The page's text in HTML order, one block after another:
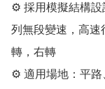
⚙ 採用模擬結構設
列無段變速，高速
轉，右轉
⚙ 適用場地：平路